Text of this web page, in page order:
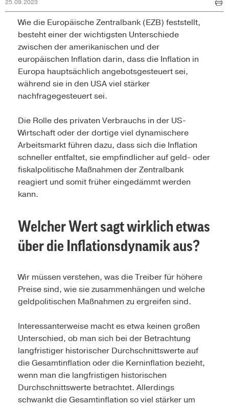
25.09.2023
Wie die Europäische Zentralbank (EZB) feststellt,
besteht einer der wichtigsten Unterschiede
zwischen der amerikanischen und der
europäischen Inflation darin, dass die Inflation in
Europa hauptsächlich angebotsgesteuert sei,
während sie in den USA viel stärker
nachfragegesteuert sei.
Die Rolle des privaten Verbrauchs in der US-
Wirtschaft oder der dortige viel dynamischere
Arbeitsmarkt führen dazu, dass sich die Inflation
schneller entfaltet, sie empfindlicher auf geld- oder
fiskalpolitische Maßnahmen der Zentralbank
reagiert und somit früher eingedämmt werden
kann.
Welcher Wert sagt wirklich etwas
über die Inflationsdynamik aus?
Wir müssen verstehen, was die Treiber für höhere
Preise sind, wie sie zusammenhängen und welche
geldpolitischen Maßnahmen zu ergreifen sind.
Interessanterweise macht es etwa keinen großen
Unterschied, ob man sich bei der Betrachtung
langfristiger historischer Durchschnittswerte auf
die Gesamtinflation oder die Kerninflation bezieht,
wenn man die langfristigen historischen
Durchschnittswerte betrachtet. Allerdings
schwankt die Gesamtinflation so viel stärker um